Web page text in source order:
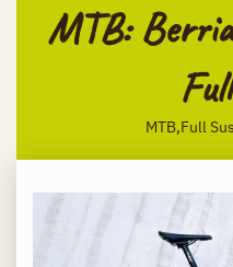
MTB:
MTB,Full